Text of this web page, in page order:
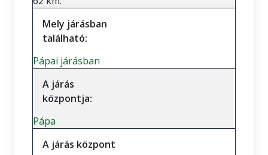
Mely járásban
található:
Pápai járásban
A járás
központja:
Pápa
A járás központ